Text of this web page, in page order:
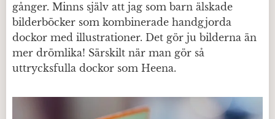
gånger. Minns själv att jag som barn älskade
bilderböcker som kombinerade handgjorda
dockor med illustrationer. Det gör ju bilderna än
mer drömlika! Särskilt när man gör så
uttrycksfulla dockor som Heena.